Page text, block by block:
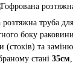
труба
боку
(стоків) та
стані 35см